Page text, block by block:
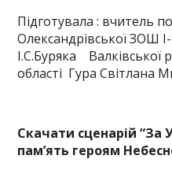
Підготувала : вчитель
Олександрівської ЗОШ
І.С.Буряка Валківської
області Гура Світлана
Скачати сценарій “За
пам’ять героям